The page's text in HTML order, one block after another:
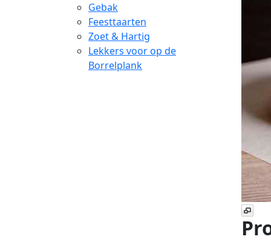
Gebak
Feesttaarten
Zoet & Hartig
Lekkers voor op de
Borrelplank